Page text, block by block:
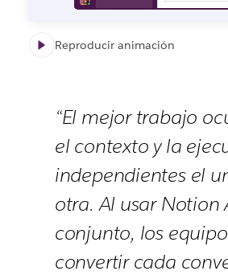
Reproducir animación
“El mejor trabajo
el contexto y la
independientes el
otra. Al usar Notion
conjunto, los
convertir cada